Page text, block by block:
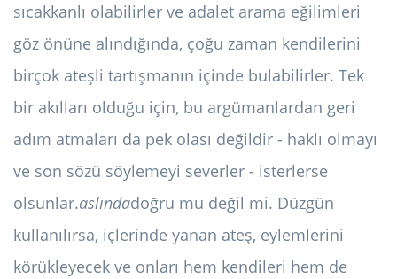
sıcakkanlı olabilirler ve adalet arama eğilimleri
göz önüne alındığında, çoğu zaman kendilerini
birçok ateşli tartışmanın içinde bulabilirler. Tek
bir akılları olduğu için, bu argümanlardan geri
adım atmaları da pek olası değildir - haklı olmayı
ve son sözü söylemeyi severler - isterlerse
olsunlar.aslındadoğru mu değil mi. Düzgün
kullanılırsa, içlerinde yanan ateş, eylemlerini
körükleyecek ve onları hem kendileri hem de